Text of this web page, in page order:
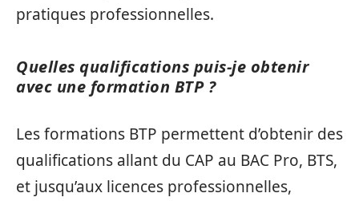
pratiques professionnelles.
Quelles qualifications puis-je obtenir
avec une formation BTP ?
Les formations BTP permettent d’obtenir des
qualifications allant du CAP au BAC Pro, BTS,
et jusqu’aux licences professionnelles,